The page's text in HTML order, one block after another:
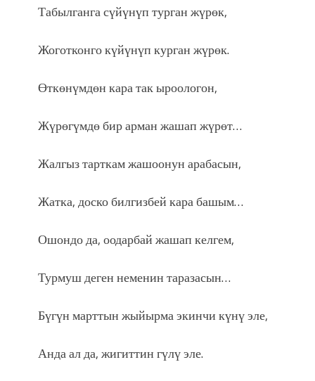
Табылганга сүйүнүп турган жүрөк,
Жоготконго күйүнүп курган жүрөк.
Өткөнүмдөн кара так ыроологон,
Жүрөгүмдө бир арман жашап жүрөт…
Жалгыз тарткам жашоонун арабасын,
Жатка, доско билгизбей кара башым…
Ошондо да, оодарбай жашап келгем,
Турмуш деген неменин таразасын…
Бүгүн марттын жыйырма экинчи күнү эле,
Анда ал да, жигиттин гүлү эле.